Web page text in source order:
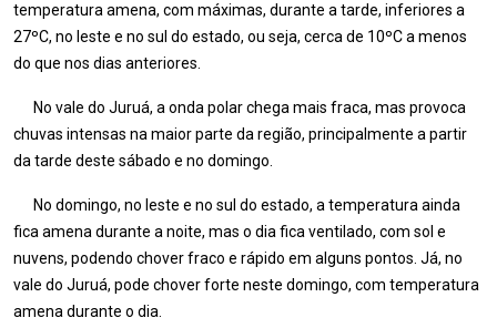
temperatura amena, com máximas, durante a tarde, inferiores a
27ºC, no leste e no sul do estado, ou seja, cerca de 10ºC a menos
do que nos dias anteriores.
No vale do Juruá, a onda polar chega mais fraca, mas provoca
chuvas intensas na maior parte da região, principalmente a partir
da tarde deste sábado e no domingo.
No domingo, no leste e no sul do estado, a temperatura ainda
fica amena durante a noite, mas o dia fica ventilado, com sol e
nuvens, podendo chover fraco e rápido em alguns pontos. Já, no
vale do Juruá, pode chover forte neste domingo, com temperatura
amena durante o dia.